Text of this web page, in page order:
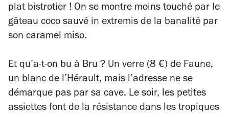
plat bistrotier ! On se montre moins touché par le
gâteau coco sauvé in extremis de la banalité par
son caramel miso.
Et qu’a-t-on bu à Bru ? Un verre (8 €) de Faune,
un blanc de l’Hérault, mais l’adresse ne se
démarque pas par sa cave. Le soir, les petites
assiettes font de la résistance dans les tropiques